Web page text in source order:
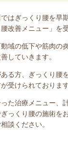
はぎっくり腰を早
改善メニュー」を
域の低下や筋肉の
していきます。
る方、ぎっくり腰
受けられております
た治療メニュー、
っくり腰の施術を
談ください。